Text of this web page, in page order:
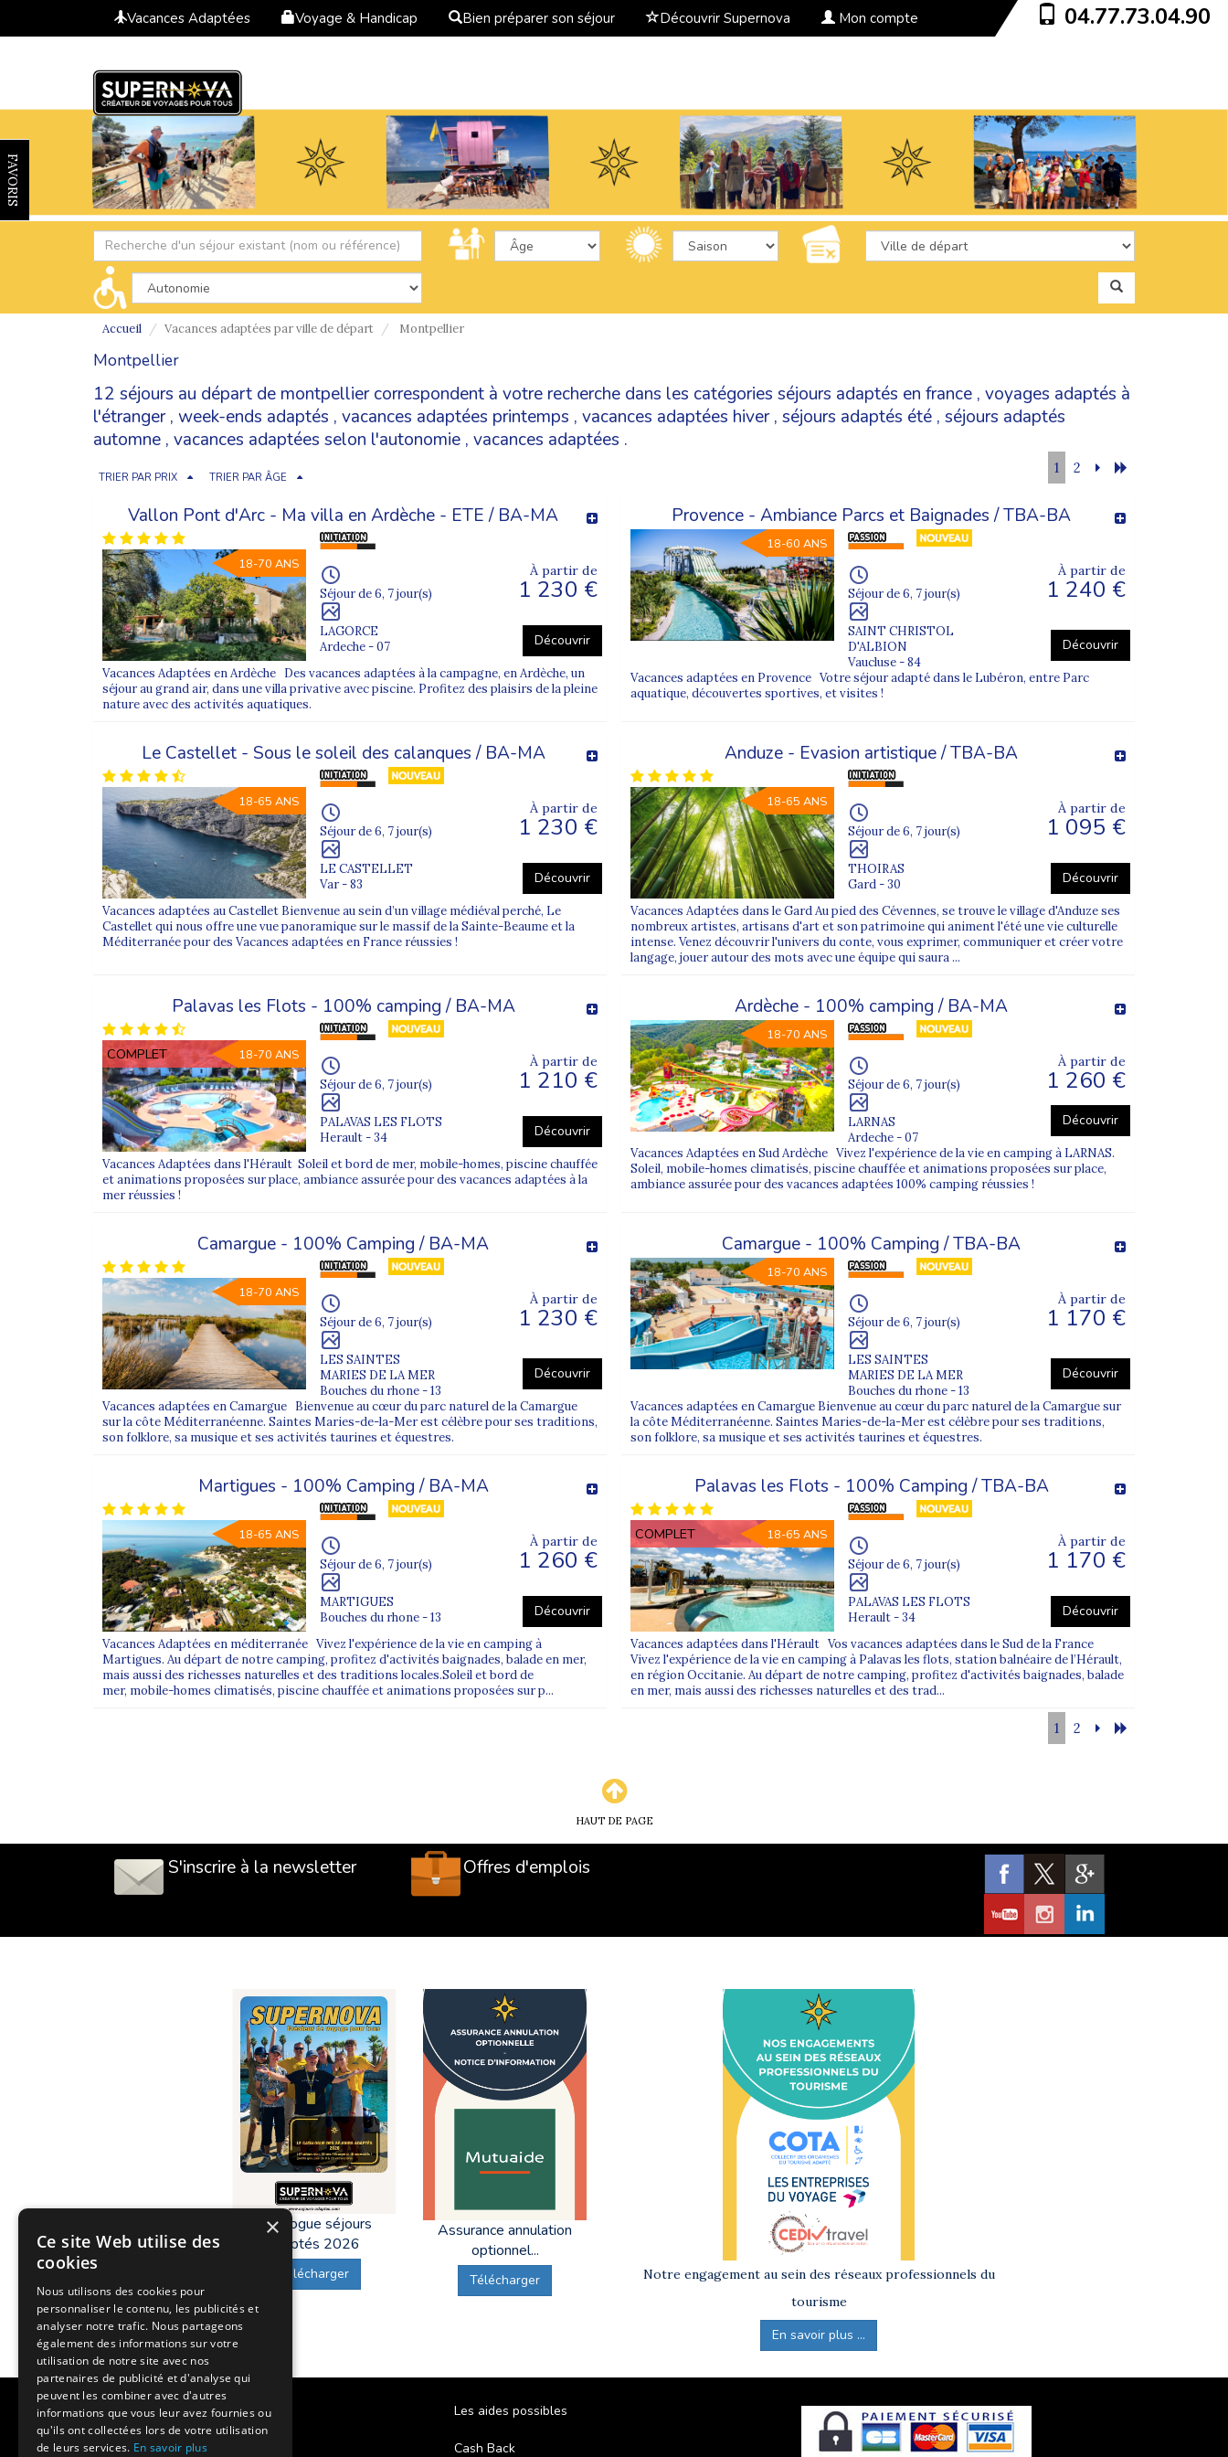
Vacances Adaptées Voyage & Handicap Bien préparer son séjour Découvrir Supernova Mon compte 04.77.73.04.90
FAVORIS
Accueil Vacances adaptées par ville de départ Montpellier
Montpellier
12 séjours au départ de montpellier correspondent à votre recherche dans les catégories séjours adaptés en france , voyages adaptés à
l'étranger, week-ends adaptés , vacances adaptées printemps , vacances adaptées hiver, séjours adaptés été , séjours adaptés
automne , vacances adaptées selon l'autonomie , vacances adaptées .
TRIER PAR PRIX TRIER PAR ÂGE
1 2
Vallon Pont d'Arc - Ma villa en Ardèche - ETE / BA-MA
18-70 ANS
Séjour de 6, 7 jour(s)
LAGORCE
Ardeche - 07
À partir de
1 230 €
Découvrir
Vacances Adaptées en Ardèche Des vacances adaptées à la campagne, en Ardèche, un
séjour au grand air, dans une villa privative avec piscine. Profitez des plaisirs de la pleine
nature avec des activités aquatiques.
Provence - Ambiance Parcs et Baignades / TBA-BA
18-60 ANS
Séjour de 6, 7 jour(s)
SAINT CHRISTOL
D'ALBION
Vaucluse - 84
À partir de
1 240 €
Découvrir
Vacances adaptées en Provence Votre séjour adapté dans le Lubéron, entre Parc
aquatique, découvertes sportives, et visites !
Le Castellet - Sous le soleil des calanques / BA-MA
18-65 ANS
Séjour de 6, 7 jour(s)
LE CASTELLET
Var - 83
À partir de
1 230 €
Découvrir
Vacances adaptées au Castellet Bienvenue au sein d’un village médiéval perché, Le
Castellet qui nous offre une vue panoramique sur le massif de la Sainte-Beaume et la
Méditerranée pour des Vacances adaptées en France réussies !
Anduze - Evasion artistique / TBA-BA
18-65 ANS
Séjour de 6, 7 jour(s)
THOIRAS
Gard - 30
À partir de
1 095 €
Découvrir
Vacances Adaptées dans le Gard Au pied des Cévennes, se trouve le village d'Anduze ses
nombreux artistes, artisans d'art et son patrimoine qui animent l'été une vie culturelle
intense. Venez découvrir l'univers du conte, vous exprimer, communiquer et créer votre
langage, jouer autour des mots avec une équipe qui saura ...
Palavas les Flots - 100% camping / BA-MA
COMPLET 18-70 ANS
Séjour de 6, 7 jour(s)
PALAVAS LES FLOTS
Herault - 34
À partir de
1 210 €
Découvrir
Vacances Adaptées dans l'Hérault Soleil et bord de mer, mobile-homes, piscine chauffée
et animations proposées sur place, ambiance assurée pour des vacances adaptées à la
mer réussies !
Ardèche - 100% camping / BA-MA
18-70 ANS
Séjour de 6, 7 jour(s)
LARNAS
Ardeche - 07
À partir de
1 260 €
Découvrir
Vacances Adaptées en Sud Ardèche Vivez l'expérience de la vie en camping à LARNAS.
Soleil, mobile-homes climatisés, piscine chauffée et animations proposées sur place,
ambiance assurée pour des vacances adaptées 100% camping réussies !
Camargue - 100% Camping / BA-MA
18-70 ANS
Séjour de 6, 7 jour(s)
LES SAINTES
MARIES DE LA MER
Bouches du rhone - 13
À partir de
1 230 €
Découvrir
Vacances adaptées en Camargue Bienvenue au cœur du parc naturel de la Camargue
sur la côte Méditerranéenne. Saintes Maries-de-la-Mer est célèbre pour ses traditions,
son folklore, sa musique et ses activités taurines et équestres.
Camargue - 100% Camping / TBA-BA
18-70 ANS
Séjour de 6, 7 jour(s)
LES SAINTES
MARIES DE LA MER
Bouches du rhone - 13
À partir de
1 170 €
Découvrir
Vacances adaptées en Camargue Bienvenue au cœur du parc naturel de la Camargue sur
la côte Méditerranéenne. Saintes Maries-de-la-Mer est célèbre pour ses traditions,
son folklore, sa musique et ses activités taurines et équestres.
Martigues - 100% Camping / BA-MA
18-65 ANS
Séjour de 6, 7 jour(s)
MARTIGUES
Bouches du rhone - 13
À partir de
1 260 €
Découvrir
Vacances Adaptées en méditerranée Vivez l'expérience de la vie en camping à
Martigues. Au départ de notre camping, profitez d'activités baignades, balade en mer,
mais aussi des richesses naturelles et des traditions locales.Soleil et bord de
mer, mobile-homes climatisés, piscine chauffée et animations proposées sur p...
Palavas les Flots - 100% Camping / TBA-BA
COMPLET 18-65 ANS
Séjour de 6, 7 jour(s)
PALAVAS LES FLOTS
Herault - 34
À partir de
1 170 €
Découvrir
Vacances adaptées dans l'Hérault Vos vacances adaptées dans le Sud de la France
Vivez l'expérience de la vie en camping à Palavas les flots, station balnéaire de l’Hérault,
en région Occitanie. Au départ de notre camping, profitez d'activités baignades, balade
en mer, mais aussi des richesses naturelles et des trad...
1 2
HAUT DE PAGE
S'inscrire à la newsletter Offres d'emplois
Catalogue séjours
adaptés 2026
Télécharger
Assurance annulation
optionnel...
Télécharger
Notre engagement au sein des réseaux professionnels du
tourisme
En savoir plus ...
Notre histoire
Nos engagements
Les aides possibles
Cash Back
×
Ce site Web utilise des
cookies
Nous utilisons des cookies pour
personnaliser le contenu, les publicités et
analyser notre trafic. Nous partageons
également des informations sur votre
utilisation de notre site avec nos
partenaires de publicité et d'analyse qui
peuvent les combiner avec d'autres
informations que vous leur avez fournies ou
qu'ils ont collectées lors de votre utilisation
de leurs services. En savoir plus